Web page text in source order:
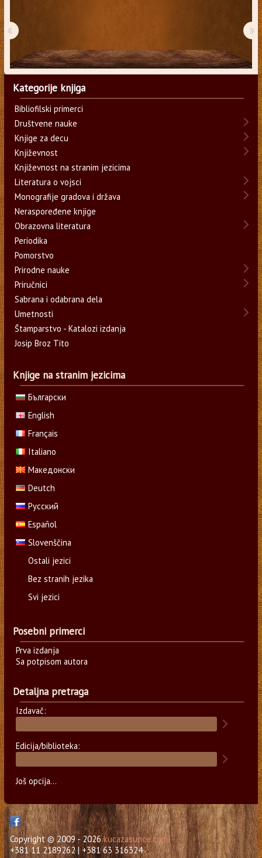
‹ ›
Kategorije knjiga
Bibliofilski primerci
Društvene nauke
Knjige za decu
Književnost
Književnost na stranim jezicima
Literatura o vojsci
Monografije gradova i država
Neraspoređene knjige
Obrazovna literatura
Periodika
Pomorstvo
Prirodne nauke
Priručnici
Sabrana i odabrana dela
Umetnosti
Štamparstvo - Katalozi izdanja
Josip Broz Tito
Knjige na stranim jezicima
Български
English
Français
Italiano
Македонски
Deutch
Русский
Español
Slovenščina
Ostali jezici
Bez stranih jezika
Svi jezici
Posebni primerci
Prva izdanja
Sa potpisom autora
Detaljna pretraga
Izdavač:
Edicija/biblioteka:
Još opcija...
Copyright © 2009 - 2026kucazasunce.com
+381 11 2189262 | +381 63 316324